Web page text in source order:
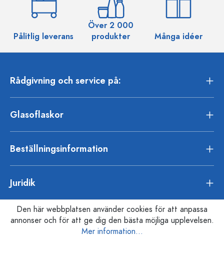
Pålitlig leverans
Över 2 000
produkter
Många idéer
Rådgivning och service på:
Glasoflaskor
Beställningsinformation
Juridik
Den här webbplatsen använder cookies för att anpassa
annonser och för att ge dig den bästa möjliga upplevelsen.
Mer information...